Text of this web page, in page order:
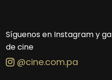
Síguenos en Instagram y
de cine
@cine.com.pa